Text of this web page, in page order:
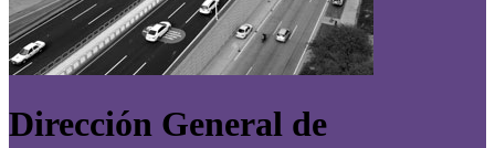
Dirección General de